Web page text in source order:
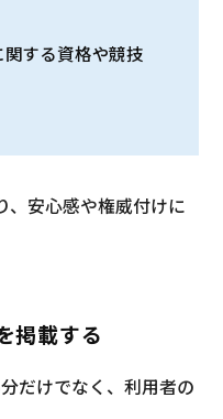
する資格や競技
、安心感や権威付けに
掲載する
だけでなく、利用者の